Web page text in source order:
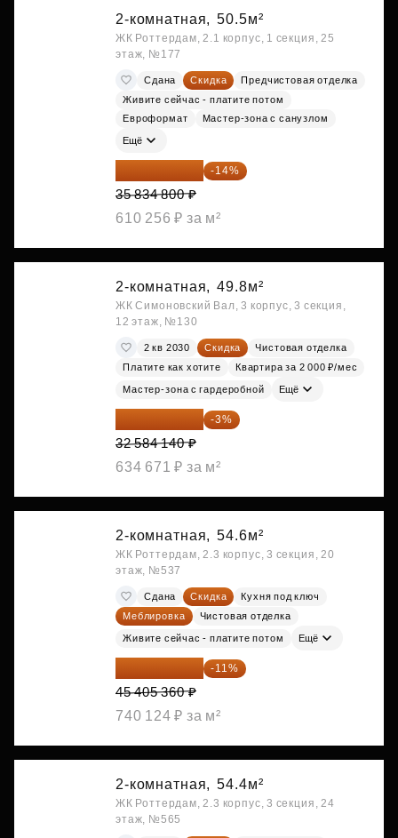
2-комнатная, 50.5м²
ЖК Роттердам, 2.1 корпус, 1 секция, 25
этаж, №177
Сдана Скидка
Предчистовая отделка
Живите сейчас - платите потом
Евроформат
Мастер-зона с санузлом
Ещё
30 817 928 ₽ -14%
35 834 800 ₽
610 256 ₽ за м²
2-комнатная, 49.8м²
ЖК Симоновский Вал, 3 корпус, 3 секция,
12 этаж, №130
2 кв 2030 Скидка
Чистовая отделка
Платите как хотите
Квартира за 2 000 ₽/мес
Мастер-зона с гардеробной Ещё
31 606 616 ₽ -3%
32 584 140 ₽
634 671 ₽ за м²
2-комнатная, 54.6м²
ЖК Роттердам, 2.3 корпус, 3 секция, 20
этаж, №537
Сдана Скидка
Кухня под ключ
Меблировка
Чистовая отделка
Живите сейчас - платите потом Ещё
40 410 770 ₽ -11%
45 405 360 ₽
740 124 ₽ за м²
2-комнатная, 54.4м²
ЖК Роттердам, 2.3 корпус, 3 секция, 24
этаж, №565